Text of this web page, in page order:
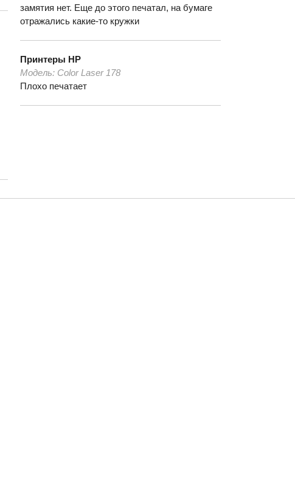
замятия нет. Еще до этого печатал, на бумаге
отражались какие-то кружки
Принтеры HP
Модель: Color Laser 178
Плохо печатает